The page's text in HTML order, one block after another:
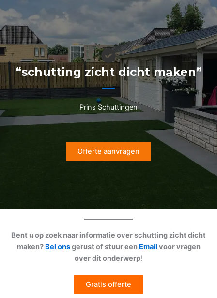
naar
de
inhoud
“schutting zicht dicht maken”
Prins Schuttingen
Offerte aanvragen
Bent u op zoek naar informatie over schutting zicht dicht
maken? Bel onsgerust of stuur een Email voor vragen
over dit onderwerp!
Gratis offerte